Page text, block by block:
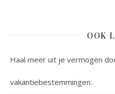
OOK
Haal meer uit je vermogen
vakantiebestemmingen.